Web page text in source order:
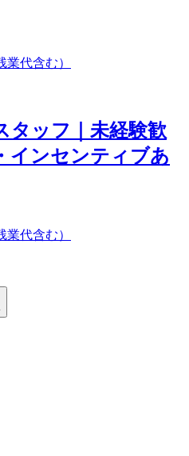
業代含む）
タッフ｜未経験歓
インセンティブあ
業代含む）